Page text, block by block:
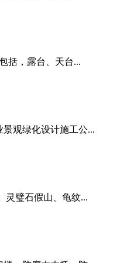
括，露台、天台...
观绿化设计施工公...
灵璧石假山、龟纹...